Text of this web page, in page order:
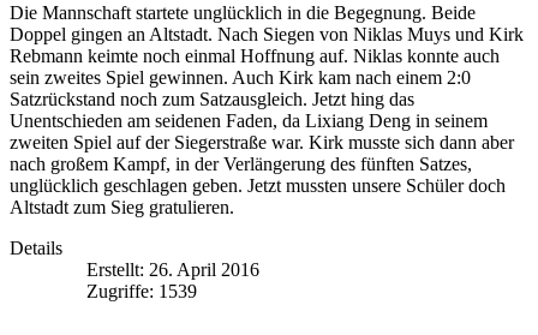
Die Mannschaft startete unglücklich in die Begegnung. Beide
Doppel gingen an Altstadt. Nach Siegen von Niklas Muys und Kirk
Rebmann keimte noch einmal Hoffnung auf. Niklas konnte auch
sein zweites Spiel gewinnen. Auch Kirk kam nach einem 2:0
Satzrückstand noch zum Satzausgleich. Jetzt hing das
Unentschieden am seidenen Faden, da Lixiang Deng in seinem
zweiten Spiel auf der Siegerstraße war. Kirk musste sich dann aber
nach großem Kampf, in der Verlängerung des fünften Satzes,
unglücklich geschlagen geben. Jetzt mussten unsere Schüler doch
Altstadt zum Sieg gratulieren.
Details
Erstellt: 26. April 2016
Zugriffe: 1539